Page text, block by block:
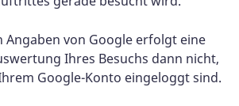
Angaben von Google erfolgt eine
Ihres Besuchs dann nicht,
Google-Konto eingeloggt sind.